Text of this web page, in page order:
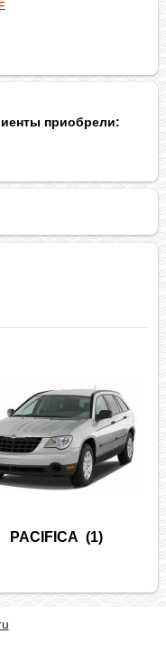
приобрели:
PACIFICA (1)